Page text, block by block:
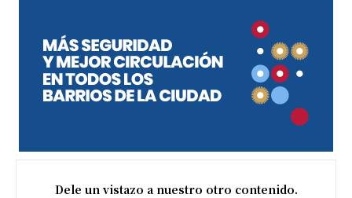
Dele un vistazo a nuestro otro contenido.